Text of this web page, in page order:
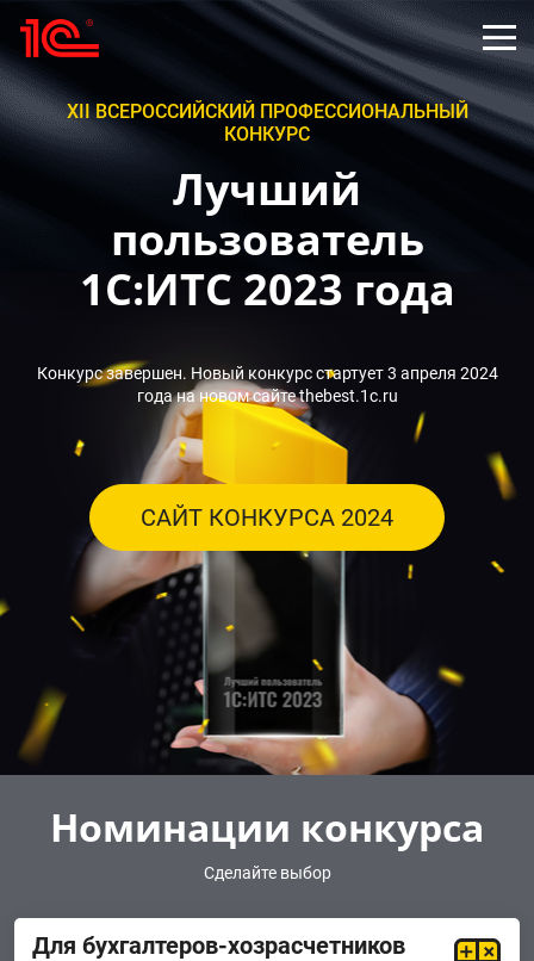
XII ВСЕРОССИЙСКИЙ ПРОФЕССИОНАЛЬНЫЙ
КОНКУРС
Лучший
пользователь
1С:ИТС 2023 года
Конкурс завершен. Новый конкурс стартует 3 апреля 2024
года на новом сайтеthebest.1c.ru
САЙТ КОНКУРСА 2024
Номинации конкурса
Сделайте выбор
Для бухгалтеров-хозрасчетников